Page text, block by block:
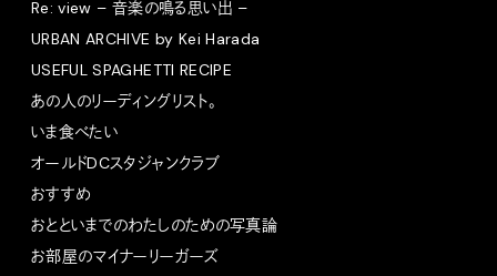
Re: view – 音楽の鳴る思い出 –
URBAN ARCHIVE by Kei Harada
USEFUL SPAGHETTI RECIPE
あの人のリーディングリスト。
いま食べたい
オールドDCスタジャンクラブ
おすすめ
おとといまでのわたしのための写真論
お部屋のマイナーリーガーズ